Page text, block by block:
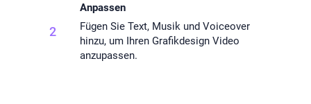
2
Anpassen
Fügen Sie Text, Musik und Voiceover
hinzu, um Ihren Grafikdesign Video
anzupassen.